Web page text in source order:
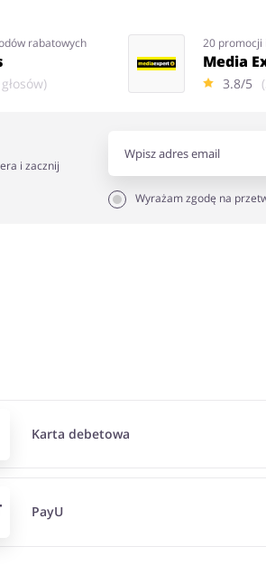
rabatowych 20 promocji
Media
3.8/5
i zacznij
Wyrażam zgodę na
Karta debetowa
PayU